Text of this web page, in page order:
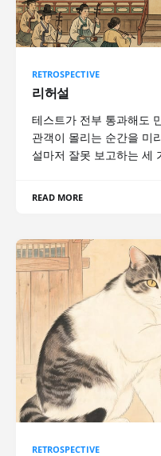
RETROSPECTIVE
리허설
테스트가 전부 통과해도
관객이 몰리는 순간을 미
설마저 잘못 보고하는 세
READ MORE
RETROSPECTIVE